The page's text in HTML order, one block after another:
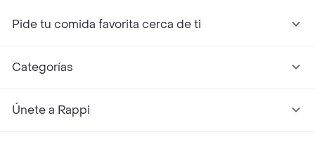
Pide tu comida favorita cerca de ti
Categorías
Únete a Rappi